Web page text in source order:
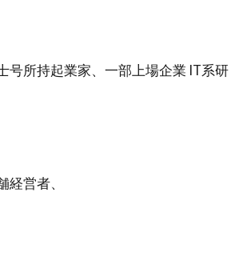
号所持起業家、一部上場企業 IT系研
経営者、